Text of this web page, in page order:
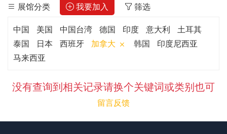
展馆分类
我要加入
筛选
中国
美国 中国台湾 德国 印度 意大利
土耳其
泰国
日本 西班牙 加拿大 韩国
印度尼西亚
马来西亚
没有查询到相关记录请换个关键词或类别也可
留言反馈